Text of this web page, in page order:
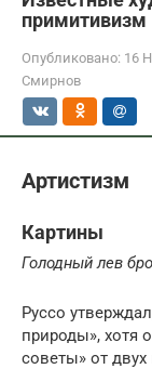
примитивизм
Опубликовано: 16
Смирнов
Артистизм
Картины
Голодный лев
Руссо
природы», хотя
советы» от